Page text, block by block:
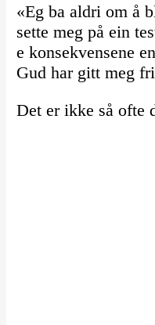
«Eg ba aldri om å
sette meg på ein
e konsekvensene
Gud har gitt meg
Det er ikke så ofte